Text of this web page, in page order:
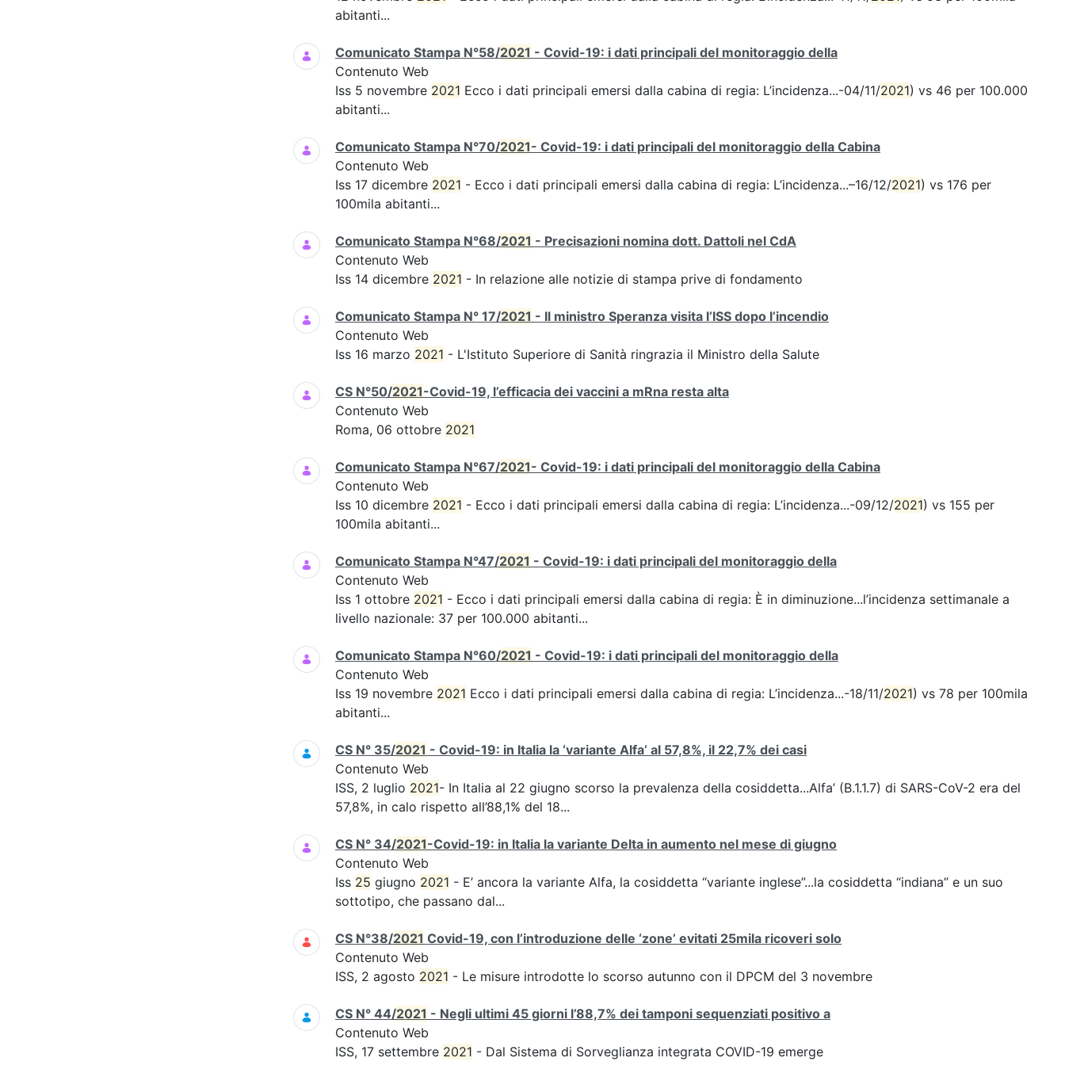
abitanti...
Comunicato Stampa N°58/2021 - Covid-19: i dati principali del monitoraggio della
Contenuto Web
Iss 5 novembre 2021 Ecco i dati principali emersi dalla cabina di regia: L’incidenza...-04/11/2021) vs 46 per 100.000
abitanti...
Comunicato Stampa N°70/2021- Covid-19: i dati principali del monitoraggio della Cabina
Contenuto Web
Iss 17 dicembre 2021 - Ecco i dati principali emersi dalla cabina di regia: L’incidenza...–16/12/2021) vs 176 per
100mila abitanti...
Comunicato Stampa N°68/2021 - Precisazioni nomina dott. Dattoli nel CdA
Contenuto Web
Iss 14 dicembre 2021 - In relazione alle notizie di stampa prive di fondamento
Comunicato Stampa N° 17/2021 - Il ministro Speranza visita l’ISS dopo l’incendio
Contenuto Web
Iss 16 marzo 2021 - L'Istituto Superiore di Sanità ringrazia il Ministro della Salute
CS N°50/2021-Covid-19, l’efficacia dei vaccini a mRna resta alta
Contenuto Web
Roma, 06 ottobre 2021
Comunicato Stampa N°67/2021- Covid-19: i dati principali del monitoraggio della Cabina
Contenuto Web
Iss 10 dicembre 2021 - Ecco i dati principali emersi dalla cabina di regia: L’incidenza...-09/12/2021) vs 155 per
100mila abitanti...
Comunicato Stampa N°47/2021 - Covid-19: i dati principali del monitoraggio della
Contenuto Web
Iss 1 ottobre 2021 - Ecco i dati principali emersi dalla cabina di regia: È in diminuzione...l’incidenza settimanale a
livello nazionale: 37 per 100.000 abitanti...
Comunicato Stampa N°60/2021 - Covid-19: i dati principali del monitoraggio della
Contenuto Web
Iss 19 novembre 2021 Ecco i dati principali emersi dalla cabina di regia: L’incidenza...-18/11/2021) vs 78 per 100mila
abitanti...
CS N° 35/2021 - Covid-19: in Italia la ‘variante Alfa’ al 57,8%, il 22,7% dei casi
Contenuto Web
ISS, 2 luglio 2021- In Italia al 22 giugno scorso la prevalenza della cosiddetta...Alfa’ (B.1.1.7) di SARS-CoV-2 era del
57,8%, in calo rispetto all’88,1% del 18...
CS N° 34/2021-Covid-19: in Italia la variante Delta in aumento nel mese di giugno
Contenuto Web
Iss 25 giugno 2021 - E’ ancora la variante Alfa, la cosiddetta “variante inglese”...la cosiddetta “indiana” e un suo
sottotipo, che passano dal...
CS N°38/2021 Covid-19, con l’introduzione delle ‘zone’ evitati 25mila ricoveri solo
Contenuto Web
ISS, 2 agosto 2021 - Le misure introdotte lo scorso autunno con il DPCM del 3 novembre
CS N° 44/2021 - Negli ultimi 45 giorni l’88,7% dei tamponi sequenziati positivo a
Contenuto Web
ISS, 17 settembre 2021 - Dal Sistema di Sorveglianza integrata COVID-19 emerge